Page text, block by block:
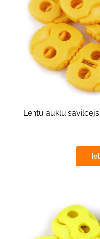
Lentu auklu